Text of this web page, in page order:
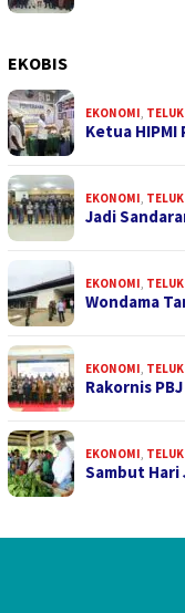
EKOBIS
EKONOMI,
Ketua
EKONOMI,
Jadi
EKONOMI,
Wondama
EKONOMI,
Rakornis
EKONOMI,
Sambut